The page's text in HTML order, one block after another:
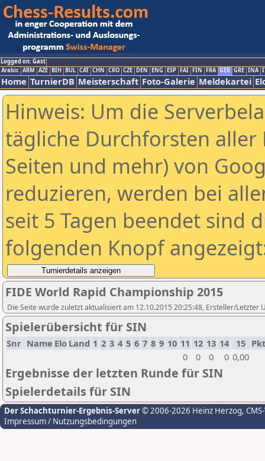
Logged on: Gast
Arabic ARM AZE BIH BUL CAT CHN CRO CZE DEN ENG ESP FAI FIN FRA GER GRE INA
Home TurnierDB Meisterschaft Foto-Galerie Meldekartei
Hinweis: Um die
tägliche Durchforsten aller
Seiten und mehr) von
reduzieren, werden bei
seit 5 Tagen beendet sind
folgenden Knopf
FIDE World Rapid Championship 2015
Die Seite wurde zuletzt aktualisiert am 12.10.2015 20:25:48, Ersteller/Letzter
Spielerübersicht für SIN
Snr Name Elo Land 1 2 3 4 5 6 7 8 9 10 11 12 13 14 15
0
0 0 0 0,00
Ergebnisse der letzten Runde für SIN
Spielerdetails für SIN
Der Schachturnier-Ergebnis-Server© 2006-2026 Heinz Herzog,
Impressum / Nutzungsbedingungen